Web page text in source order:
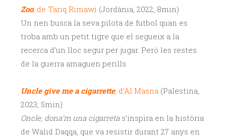
Zoo, de Tariq Rimawi (Jordània, 2022, 8min)
Un nen busca la seva pilota de futbol quan es
troba amb un petit tigre que el segueix a la
recerca d’un lloc segur per jugar. Però les restes
de la guerra amaguen perills.
Uncle give me a cigarrette, d’Al Masna (Palestina,
2023, 5min)
Oncle, dona’m una cigarreta s’inspira en la història
de Walid Daqqa, que va resistir durant 27 anys en